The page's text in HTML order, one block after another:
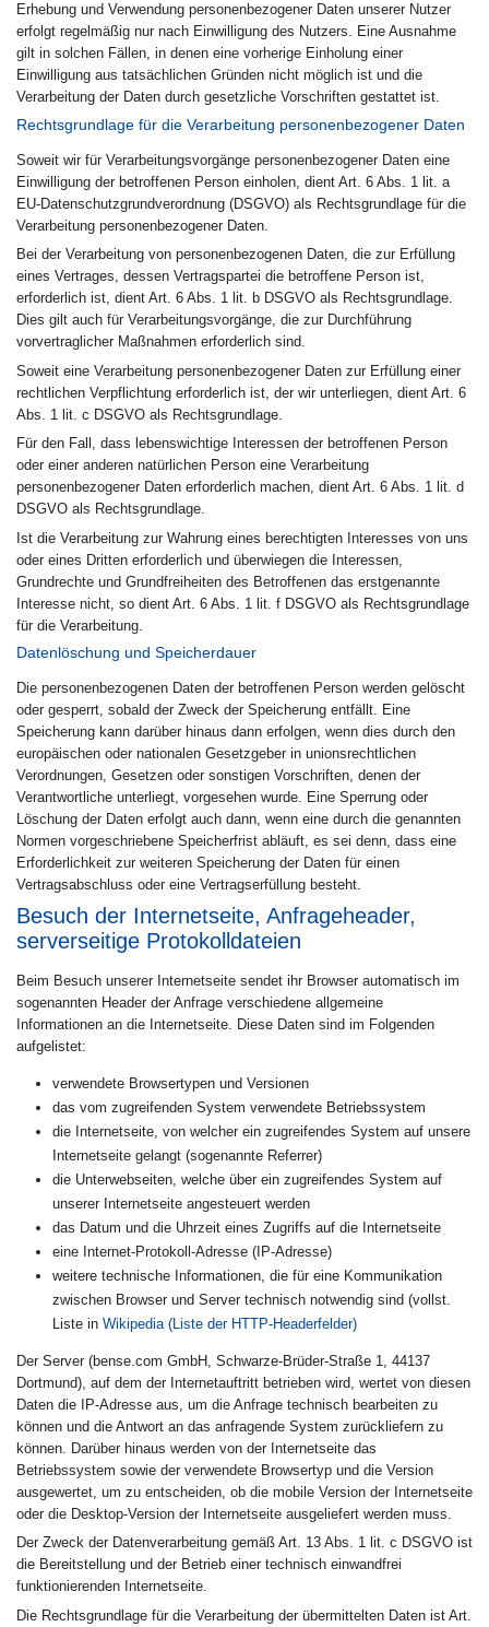
Erhebung und Verwendung personenbezogener Daten unserer Nutzer
erfolgt regelmäßig nur nach Einwilligung des Nutzers. Eine Ausnahme
gilt in solchen Fällen, in denen eine vorherige Einholung einer
Einwilligung aus tatsächlichen Gründen nicht möglich ist und die
Verarbeitung der Daten durch gesetzliche Vorschriften gestattet ist.
Rechtsgrundlage für die Verarbeitung personenbezogener Daten
Soweit wir für Verarbeitungsvorgänge personenbezogener Daten eine
Einwilligung der betroffenen Person einholen, dient Art. 6 Abs. 1 lit. a
EU-Datenschutzgrundverordnung (DSGVO) als Rechtsgrundlage für die
Verarbeitung personenbezogener Daten.
Bei der Verarbeitung von personenbezogenen Daten, die zur Erfüllung
eines Vertrages, dessen Vertragspartei die betroffene Person ist,
erforderlich ist, dient Art. 6 Abs. 1 lit. b DSGVO als Rechtsgrundlage.
Dies gilt auch für Verarbeitungsvorgänge, die zur Durchführung
vorvertraglicher Maßnahmen erforderlich sind.
Soweit eine Verarbeitung personenbezogener Daten zur Erfüllung einer
rechtlichen Verpflichtung erforderlich ist, der wir unterliegen, dient Art. 6
Abs. 1 lit. c DSGVO als Rechtsgrundlage.
Für den Fall, dass lebenswichtige Interessen der betroffenen Person
oder einer anderen natürlichen Person eine Verarbeitung
personenbezogener Daten erforderlich machen, dient Art. 6 Abs. 1 lit. d
DSGVO als Rechtsgrundlage.
Ist die Verarbeitung zur Wahrung eines berechtigten Interesses von uns
oder eines Dritten erforderlich und überwiegen die Interessen,
Grundrechte und Grundfreiheiten des Betroffenen das erstgenannte
Interesse nicht, so dient Art. 6 Abs. 1 lit. f DSGVO als Rechtsgrundlage
für die Verarbeitung.
Datenlöschung und Speicherdauer
Die personenbezogenen Daten der betroffenen Person werden gelöscht
oder gesperrt, sobald der Zweck der Speicherung entfällt. Eine
Speicherung kann darüber hinaus dann erfolgen, wenn dies durch den
europäischen oder nationalen Gesetzgeber in unionsrechtlichen
Verordnungen, Gesetzen oder sonstigen Vorschriften, denen der
Verantwortliche unterliegt, vorgesehen wurde. Eine Sperrung oder
Löschung der Daten erfolgt auch dann, wenn eine durch die genannten
Normen vorgeschriebene Speicherfrist abläuft, es sei denn, dass eine
Erforderlichkeit zur weiteren Speicherung der Daten für einen
Vertragsabschluss oder eine Vertragserfüllung besteht.
Besuch der Internetseite, Anfrageheader,
serverseitige Protokolldateien
Beim Besuch unserer Internetseite sendet ihr Browser automatisch im
sogenannten Header der Anfrage verschiedene allgemeine
Informationen an die Internetseite. Diese Daten sind im Folgenden
aufgelistet:
verwendete Browsertypen und Versionen
das vom zugreifenden System verwendete Betriebssystem
die Internetseite, von welcher ein zugreifendes System auf unsere
Internetseite gelangt (sogenannte Referrer)
die Unterwebseiten, welche über ein zugreifendes System auf
unserer Internetseite angesteuert werden
das Datum und die Uhrzeit eines Zugriffs auf die Internetseite
eine Internet-Protokoll-Adresse (IP-Adresse)
weitere technische Informationen, die für eine Kommunikation
zwischen Browser und Server technisch notwendig sind (vollst.
Liste in Wikipedia (Liste der HTTP-Headerfelder)
Der Server (bense.com GmbH, Schwarze-Brüder-Straße 1, 44137
Dortmund), auf dem der Internetauftritt betrieben wird, wertet von diesen
Daten die IP-Adresse aus, um die Anfrage technisch bearbeiten zu
können und die Antwort an das anfragende System zurückliefern zu
können. Darüber hinaus werden von der Internetseite das
Betriebssystem sowie der verwendete Browsertyp und die Version
ausgewertet, um zu entscheiden, ob die mobile Version der Internetseite
oder die Desktop-Version der Internetseite ausgeliefert werden muss.
Der Zweck der Datenverarbeitung gemäß Art. 13 Abs. 1 lit. c DSGVO ist
die Bereitstellung und der Betrieb einer technisch einwandfrei
funktionierenden Internetseite.
Die Rechtsgrundlage für die Verarbeitung der übermittelten Daten ist Art.